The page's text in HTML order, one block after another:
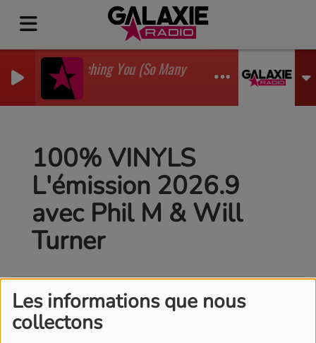
Les informations que nous
collectons
I'm Watching You (So Many Times) (Sean Finn Remix)
GADJO
100% VINYLS
L'émission 2026.9
avec Phil M & Will
Turner